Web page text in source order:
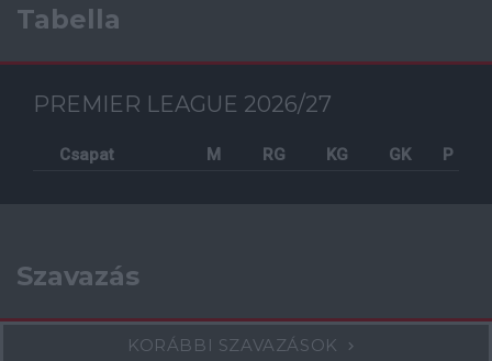
Tabella
PREMIER LEAGUE 2026/27
Csapat M RG KG GK P
Szavazás
KORÁBBI SZAVAZÁSOK